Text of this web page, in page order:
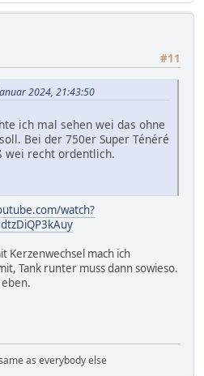
#11
2024, 21:43:50
ich mal sehen wei das ohne
Bei der 750er Super Ténéré
wei recht ordentlich.
watch?
Kerzenwechsel mach ich
Tank runter muss dann sowieso.
as everybody else